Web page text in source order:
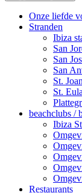
Onze liefde
Stranden
Ibiza
San
San
San
St.
St.
beachclubs /
Ibiza
Restaurants